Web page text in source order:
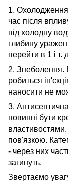
1.
час після
під холодну
глибину
перейти в 1 і т.
2. Знеболення.
робиться
наносити не
3.
повинні бути
пов'язкою.
- через них
загинуть.
Звертаємо